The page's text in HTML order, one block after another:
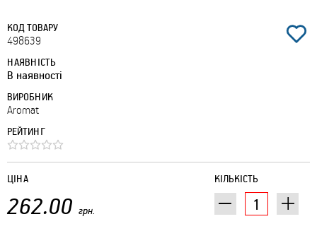
КОД ТОВАРУ
498639
НАЯВНІСТЬ
В наявності
ВИРОБНИК
Aromat
РЕЙТИНГ
КІЛЬКІСТЬ
ЦІНА
262.00 грн.